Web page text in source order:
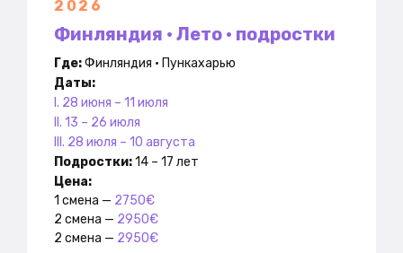
2026
Финляндия • Лето • подростки
Где:Финляндия • Пункахарью
Даты:
I. 28 июня – 11 июля
II. 13 – 26 июля
III. 28 июля – 10 августа
Подростки:14 – 17 лет
Цена:
1 смена — 2750€
2 смена — 2950€
2 смена — 2950€